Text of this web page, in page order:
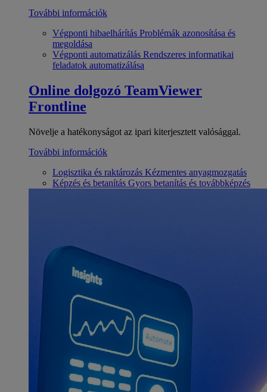
További információk
Végponti hibaelhárítás Problémák azonosítása és
megoldása
Végponti automatizálás Rendszeres informatikai
feladatok automatizálása
Online dolgozó TeamViewer
Frontline
Növelje a hatékonyságot az ipari kiterjesztett valósággal.
További információk
Logisztika és raktározás Kézmentes anyagmozgatás
Képzés és betanítás Gyors betanítás és továbbképzés